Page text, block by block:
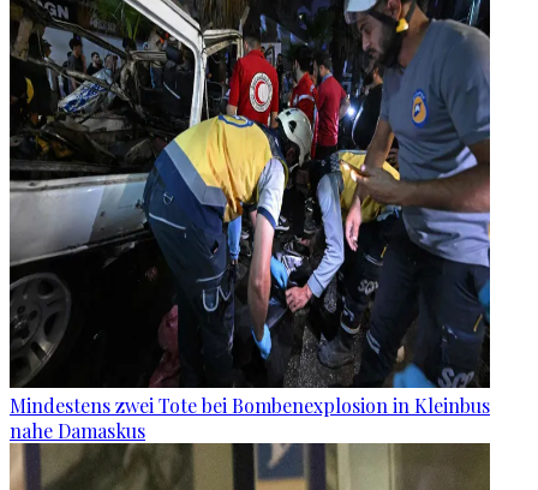
Mindestens zwei Tote bei Bombenexplosion in Kleinbus
nahe Damaskus